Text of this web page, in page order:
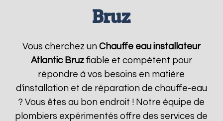
Bruz
Vous cherchez un Chauffe eau installateur
Atlantic Bruzfiable et compétent pour
répondre à vos besoins en matière
d'installation et de réparation de chauffe-eau
? Vous êtes au bon endroit ! Notre équipe de
plombiers expérimentés offre des services de